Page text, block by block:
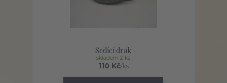
Sedící drak
110 Kč/ks
skladem 2 ks